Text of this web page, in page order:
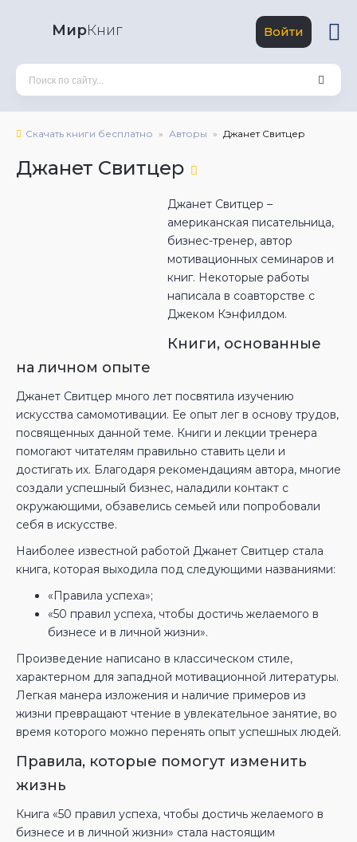
МирКниг Войти
Скачать книги бесплатно Авторы Джанет Свитцер
Джанет Свитцер
Джанет Свитцер –
американская писательница,
бизнес-тренер, автор
мотивационных семинаров и
книг. Некоторые работы
написала в соавторстве с
Джеком Кэнфилдом.
Книги, основанные
на личном опыте
Джанет Свитцер много лет посвятила изучению
искусства самомотивации. Ее опыт лег в основу трудов,
посвященных данной теме. Книги и лекции тренера
помогают читателям правильно ставить цели и
достигать их. Благодаря рекомендациям автора, многие
создали успешный бизнес, наладили контакт с
окружающими, обзавелись семьей или попробовали
себя в искусстве.
Наиболее известной работой Джанет Свитцер стала
книга, которая выходила под следующими названиями:
«Правила успеха»;
«50 правил успеха, чтобы достичь желаемого в
бизнесе и в личной жизни».
Произведение написано в классическом стиле,
характерном для западной мотивационной литературы.
Легкая манера изложения и наличие примеров из
жизни превращают чтение в увлекательное занятие, во
время которого можно перенять опыт успешных людей.
Правила, которые помогут изменить
жизнь
Книга «50 правил успеха, чтобы достичь желаемого в
бизнесе и в личной жизни» стала настоящим